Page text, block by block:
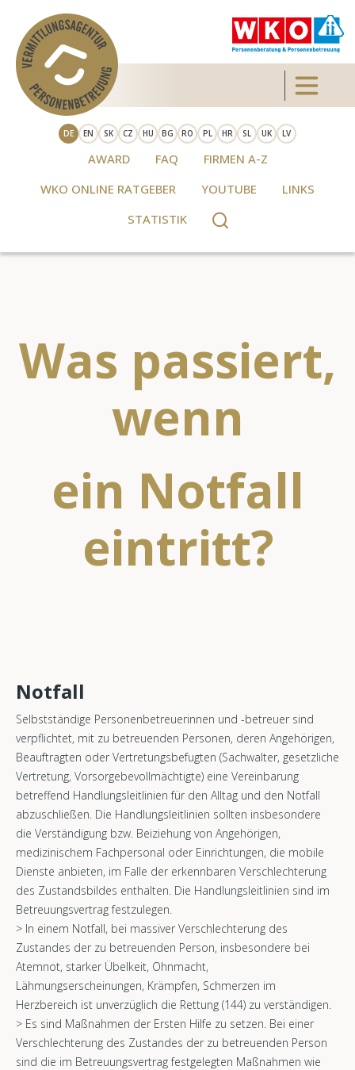
Direkt zum Inhalt Toggle
DE EN SK CZ HU BG RO PL HR SL UK LV
AWARD FAQ
FIRMEN A-Z
WKO ONLINE RATGEBER
YOUTUBE
LINKS
STATISTIK
Was passiert,
wenn
ein Notfall
eintritt?
Notfall
Selbstständige Personenbetreuerinnen und -betreuer sind
verpflichtet, mit zu betreuenden Personen, deren Angehörigen,
Beauftragten oder Vertretungsbefugten (Sachwalter, gesetzliche
Vertretung, Vorsorgebevollmächtigte) eine Vereinbarung
betreffend Handlungsleitlinien für den Alltag und den Notfall
abzuschließen. Die Handlungsleitlinien sollten insbesondere
die Verständigung bzw. Beiziehung von Angehörigen,
medizinischem Fachpersonal oder Einrichtungen, die mobile
Dienste anbieten, im Falle der erkennbaren Verschlechterung
des Zustandsbildes enthalten. Die Handlungsleitlinien sind im
Betreuungsvertrag festzulegen.
> In einem Notfall, bei massiver Verschlechterung des
Zustandes der zu betreuenden Person, insbesondere bei
Atemnot, starker Übelkeit, Ohnmacht,
Lähmungserscheinungen, Krämpfen, Schmerzen im
Herzbereich ist unverzüglich die Rettung (144) zu verständigen.
> Es sind Maßnahmen der Ersten Hilfe zu setzen. Bei einer
Verschlechterung des Zustandes der zu betreuenden Person
sind die im Betreuungsvertrag festgelegten Maßnahmen wie